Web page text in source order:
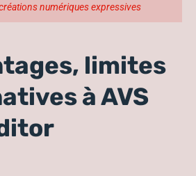
numériques expressives
limites
à AVS